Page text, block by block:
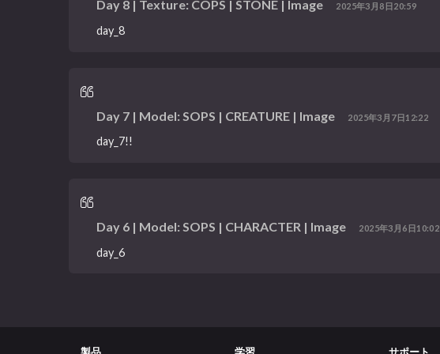
Day 8 | Texture: COPS | STONE | Image 2025年3月8日20:59
day_8
Day 7 | Model: SOPS | CREATURE | Image 2025年3月7日12:22
day_7!!
Day 6 | Model: SOPS | CHARACTER | Image 2025年3月6日10:02
day_6